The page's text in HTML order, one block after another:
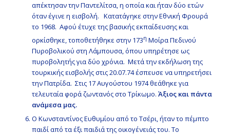
απέκτησαν την Παντελίτσα, η οποία και ήταν δύο ετών
όταν έγινε η εισβολή. Κατατάγηκε στην Εθνική Φρουρά
το 1968. Αφού έτυχε της βασικής εκπαίδευσης και
ορκίσθηκε, τοποθετήθηκε στην 173η Μοίρα Πεδινού
Πυροβολικού στη Λάμπουσα, όπου υπηρέτησε ως
πυροβολητής για δύο χρόνια. Μετά την εκδήλωση της
τουρκικής εισβολής στις 20.07.74 έσπευσε να υπηρετήσει
την Πατρίδα. Στις 17 Αυγούστου 1974 θεάθηκε για
τελευταία φορά ζωντανός στο Τρίκωμο. Άξιος και πάντα
ανάμεσα μας.
Ο Κωνσταντίνος Ευθυμίου από το Τσέρι, ήταν το πέμπτο
παιδί από τα έξι παιδιά της οικογένειάς του. Το